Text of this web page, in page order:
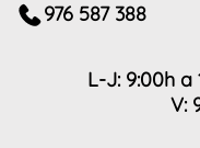
976 587 388
L-J: 9:00h a
V: